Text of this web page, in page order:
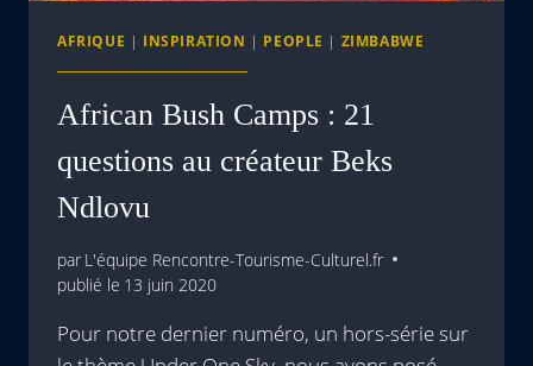
AFRIQUE | INSPIRATION | PEOPLE | ZIMBABWE
African Bush Camps : 21
questions au créateur Beks
Ndlovu
par L'équipe Rencontre-Tourisme-Culturel.fr
publié le 13 juin 2020
Pour notre dernier numéro, un hors-série sur